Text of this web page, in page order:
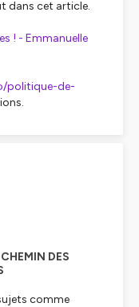
dans cet article.
! - Emmanuelle
politique-de-
DES
comme